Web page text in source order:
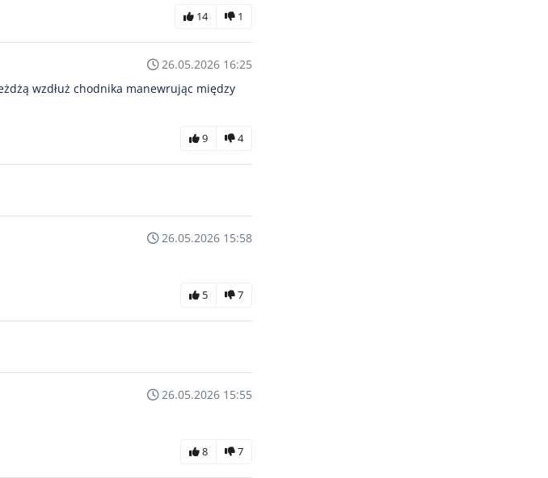
14 1
26.05.2026 16:25
wzdłuż chodnika manewrując między
9 4
26.05.2026 15:58
5 7
26.05.2026 15:55
8 7